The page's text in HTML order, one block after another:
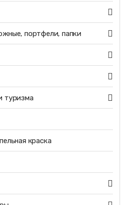
портфели, папки
туризма
краска